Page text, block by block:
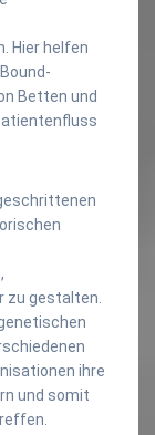
Hier helfen
Betten und
zu gestalten.
ihre
und somit